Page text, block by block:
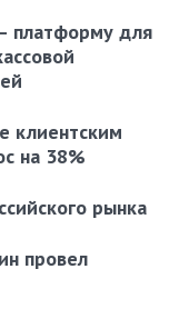
платформу для
клиентским
на 38%
рынка
провел